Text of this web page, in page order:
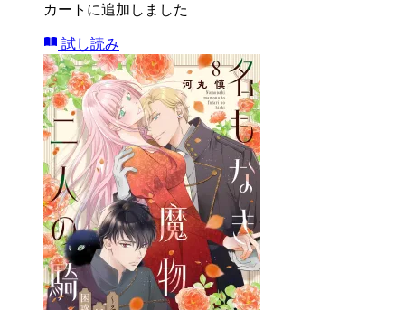
カートに追加しました
試し読み